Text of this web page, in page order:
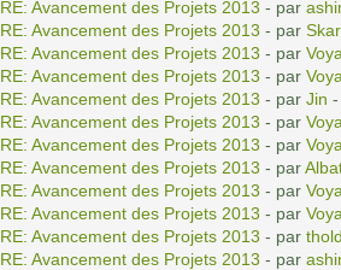
RE: Avancement des Projets 2013 - par
RE: Avancement des Projets 2013 - par
RE: Avancement des Projets 2013 - par
RE: Avancement des Projets 2013 - par
RE: Avancement des Projets 2013 - par Jin
RE: Avancement des Projets 2013 - par
RE: Avancement des Projets 2013 - par
RE: Avancement des Projets 2013 - par
RE: Avancement des Projets 2013 - par
RE: Avancement des Projets 2013 - par
RE: Avancement des Projets 2013 - par
RE: Avancement des Projets 2013 - par